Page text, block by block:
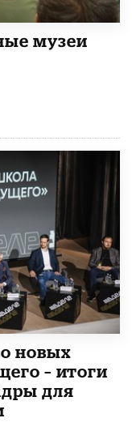
музеи
новых
– итоги
для